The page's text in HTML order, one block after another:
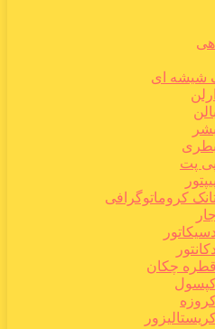
شیشه ای
ارلن
بالن
بشر
بطری
پی پت
پیپتور
کروماتوگرافی
جار
دسیکاتور
دکانتور
قطره چکان